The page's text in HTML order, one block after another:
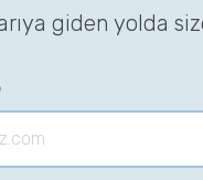
giden yolda